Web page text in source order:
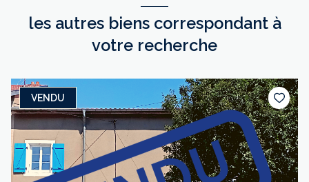
les autres biens correspondant à
votre recherche
VENDU